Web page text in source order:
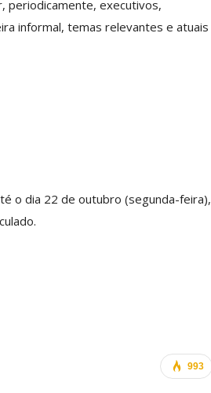
periodicamente, executivos,
informal, temas relevantes e atuais
o dia 22 de outubro (segunda-feira),
993
Mais De Mil Procedimentos